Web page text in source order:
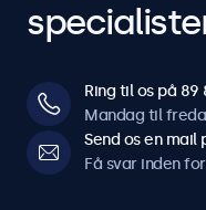
Ring til os på 89
Mandag til
Send os en mail
Få svar inden